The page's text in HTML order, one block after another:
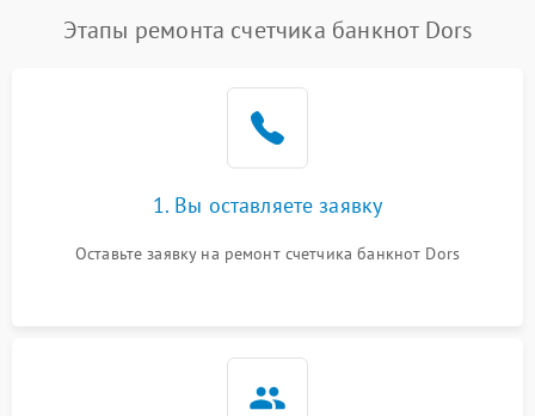
Этапы ремонта счетчика банкнот Dors
1. Вы оставляете заявку
Оставьте заявку на ремонт счетчика банкнот Dors